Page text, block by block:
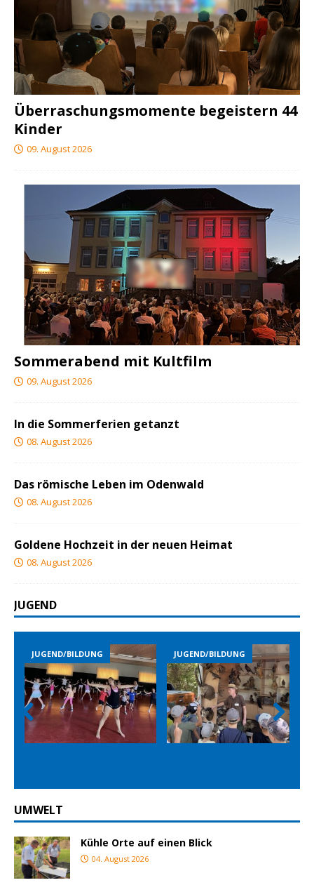
Überraschungsmomente begeistern 44
Kinder
09. August 2026
Sommerabend mit Kultfilm
09. August 2026
In die Sommerferien getanzt
08. August 2026
Das römische Leben im Odenwald
08. August 2026
Goldene Hochzeit in der neuen Heimat
08. August 2026
JUGEND
JUGEND/BILDUNG JUGEND/BILDUNG
Prev
ious
Nex
t
UMWELT
Kühle Orte auf einen Blick
04. August 2026